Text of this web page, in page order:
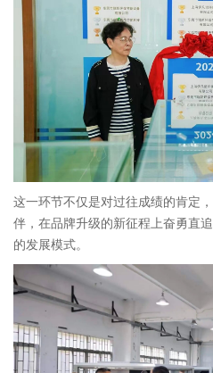
这一环节不仅是对过往成绩的肯定
伴，在品牌升级的新征程上奋勇直
的发展模式。